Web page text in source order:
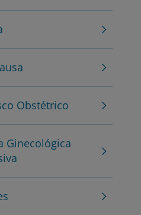
Obstétrico
Ginecológica